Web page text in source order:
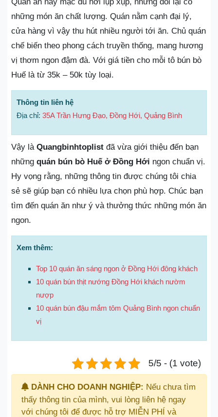
những món ăn chất lượng. Quán nằm cạnh đại lý,
cửa hàng vì vậy thu hút nhiều người tới ăn. Chủ quán
chế biến theo phong cách truyền thống, mang hương
vị thơm ngon đậm đà. Với giá tiền cho mỗi tô bún bò
Huế là từ 35k – 50k tùy loại.
Thông tin liên hệ
Địa chỉ: 35A Trần Hưng Đạo, Đồng Hới, Quảng Bình
Vậy là Quangbinhtoplist đã vừa giới thiệu đến bạn
những quán bún bò Huế ở Đồng Hới ngon chuẩn vị.
Hy vọng rằng, những thông tin được chúng tôi chia
sẻ sẽ giúp bạn có nhiều lựa chọn phù hợp. Chúc bạn
tìm đến quán ăn như ý và thưởng thức những món ăn
ngon.
Xem thêm:
Top 10 quán ăn sáng ngon ở Đồng Hới đông khách
10 quán bún thịt nướng Đồng Hới khách nườm
nượp
10 quán bún đậu mắm tôm Quảng Bình ngon chuẩn
vị
5/5 - (1 vote)
DÀNH CHO DOANH NGHIỆP: Nếu chưa tìm
thấy thông tin của mình, vui lòng liên hệ ngay
với chúng tôi để được hỗ trợ MIỄN PHÍ và